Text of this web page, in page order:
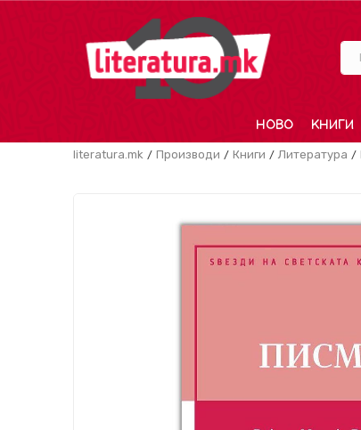
НОВО КНИГИ
literatura.mk Производи Книги Литература